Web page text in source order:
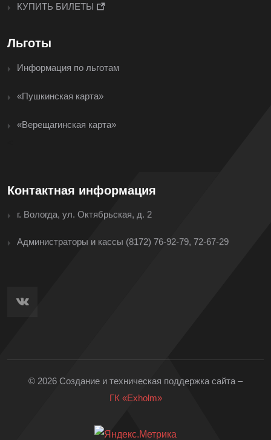
КУПИТЬ БИЛЕТЫ
Льготы
Информация по льготам
«Пушкинская карта»
«Верещагинская карта»
Контактная информация
г. Вологда, ул. Октябрьская, д. 2
Администраторы и кассы (8172) 76-92-79, 72-67-29
© 2026 Создание и техническая поддержка сайта –
ГК «Exholm»